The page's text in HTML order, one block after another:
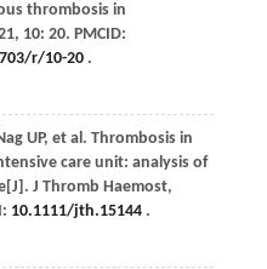
thrombosis in
, 10: 20. PMCID:
r/10-20.
UP, et al. Thrombosis in
care unit: analysis of
J Thromb Haemost,
10.1111/jth.15144.